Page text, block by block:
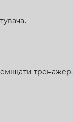
тренажер;